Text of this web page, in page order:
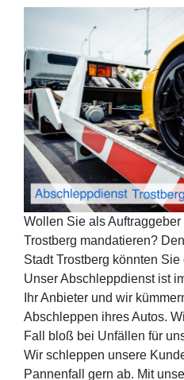
Wollen Sie als
Trostberg mandatieren?
Stadt Trostberg könnten
Unser Abschleppdienst ist
Ihr Anbieter und wir
Abschleppen ihres Autos.
Fall bloß bei Unfällen für
Wir schleppen unsere
Pannenfall gern ab. Mit